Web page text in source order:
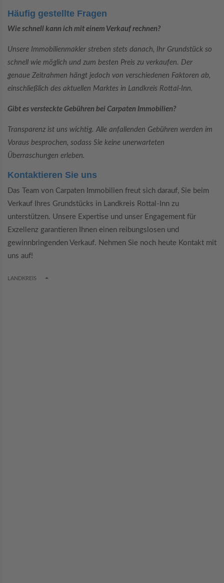
Häufig gestellte Fragen
Wie schnell kann ich mit einem Verkauf rechnen?
Unsere Immobilienmakler streben stets danach, Ihr Grundstück so
schnell wie möglich und zum besten Preis zu verkaufen. Der
genaue Zeitrahmen hängt jedoch von verschiedenen Faktoren ab,
einschließlich des aktuellen Marktes in Landkreis Rottal-Inn.
Gibt es versteckte Gebühren bei Carpaten Immobilien?
Transparenz ist uns wichtig. Alle anfallenden Gebühren werden im
Voraus besprochen, sodass Sie keine unerwarteten
Überraschungen erleben.
Kontaktieren Sie uns
Das Team von Carpaten Immobilien freut sich darauf, Sie beim
Verkauf Ihres Grundstücks in Landkreis Rottal-Inn zu
unterstützen. Unsere Expertise und unser Engagement für
Exzellenz garantieren Ihnen einen reibungslosen und
gewinnbringenden Verkauf. Nehmen Sie noch heute Kontakt mit
uns auf!
LANDKREIS TOGGLE DROPDOWN